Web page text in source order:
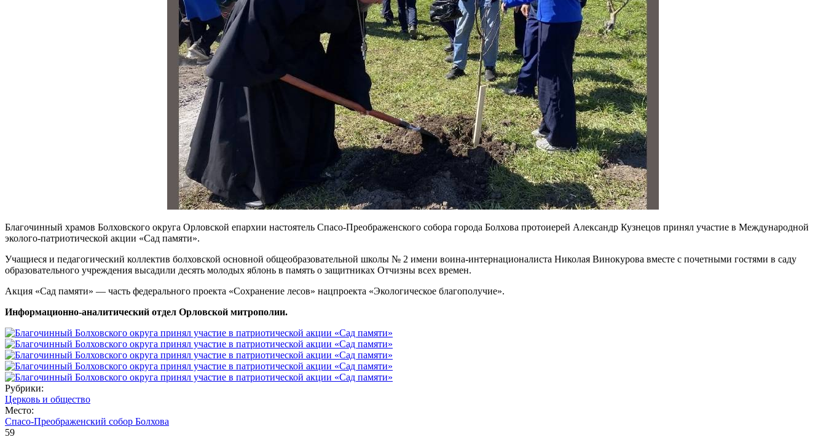
Благочинный храмов Болховского округа Орловской епархии настоятель Спасо-Преображенского собора города Болхова протоиерей Александр Кузнецов принял участие в Международной
эколого-патриотической акции «Сад памяти».
Учащиеся и педагогический коллектив болховской основной общеобразовательной школы № 2 имени воина-интернационалиста Николая Винокурова вместе с почетными гостями в саду
образовательного учреждения высадили десять молодых яблонь в память о защитниках Отчизны всех времен.
Акция «Сад памяти» — часть федерального проекта «Сохранение лесов» нацпроекта «Экологическое благополучие».
Информационно-аналитический отдел Орловской митрополии.
Рубрики:
Церковь и общество
Место:
Спасо-Преображенский собор Болхова
59